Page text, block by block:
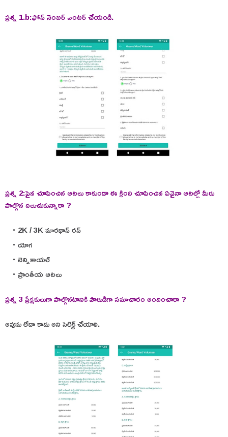
ప్రశ్న 1.b:ఫోన్ నెంబర్ ఎంటర్ చేయండి.
ప్రశ్న 2:పైన చూపించిన ఆటలు కాకుండా ఈ క్రింది చూపించిన ఏవైనా ఆటల్లో మీరు
పాల్గొన దలుచుకున్నారా ?
2K / 3K మారథాన్ రన్
యోగ
టెన్నికాయల్
ప్రాంతీయ ఆటలు
ప్రశ్న 3 ప్రేక్షకులుగా పాల్గొనటానికి పౌరుడిగా సమాచారం అందించారా ?
అవును లేదా కాదు అని సెలెక్ట్ చేయాలి.